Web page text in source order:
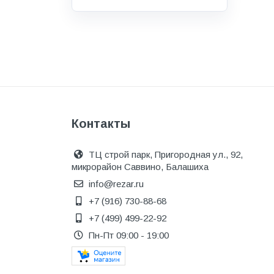
ДПК
Дренажные системы
Запорная арматура и
регулирующая
Изоляция
Инженерная сантехника
Инженерная сантехника и
инструменты
Контакты
ТЦ строй парк, Пригородная ул., 92,
микрорайон Саввино, Балашиха
info@rezar.ru
+7 (916) 730-88-68
+7 (499) 499-22-92
Пн-Пт 09:00 - 19:00